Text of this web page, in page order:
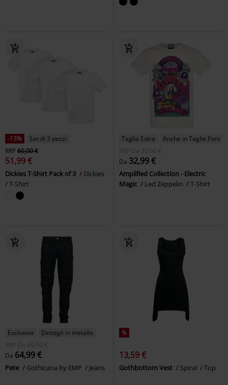
-13%
Set di 3 pezzi
RRP60,00 €
51,99 €
Dickies T-Shirt Pack of 3
Dickies
T-Shirt
Taglia Extra
Anche in Taglie Forti
RRP
Da
35,00 €
Da 32,99 €
Amplified Collection - Electric
Magic
Led Zeppelin T-Shirt
Esclusiva
Dettagli in metallo
RRP
Da 69,99 €
Da 64,99 €
Pete Gothicana by EMP Jeans
%
13,59 €
Gothbottom Vest Spiral Top